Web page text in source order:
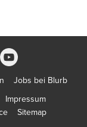
Jobs bei Blurb
Impressum
Sitemap